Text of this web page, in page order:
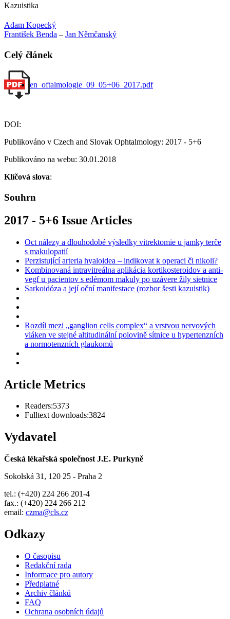
Kazuistika
Adam Kopecký
František Benda – Jan Němčanský
Celý článek
en_oftalmologie_09_05+06_2017.pdf
DOI:
Publikováno v Czech and Slovak Ophtalmology: 2017 - 5+6
Publikováno na webu: 30.01.2018
Klíčová slova:
Souhrn
2017 - 5+6 Issue Articles
Oct nálezy a dlouhodobé výsledky vitrektomie u jamky terče
s makulopatií
Perzistující arteria hyaloidea – indikovat k operaci či nikoli?
Kombinovaná intravitreálna aplikácia kortikosteroidov a anti-
vegf u pacientov s edémom makuly po uzávere žily sietnice
Sarkoidóza a její oční manifestace (rozbor šesti kazuistik)
Rozdíl mezi „ganglion cells complex“ a vrstvou nervových
vláken ve stejné altitudinální polovině sítnice u hypertenzních
a normotenzních glaukomů
Article Metrics
Readers:5373
Fulltext downloads:3824
Vydavatel
Česká lékařská společnost J.E. Purkyně
Sokolská 31, 120 25 - Praha 2
tel.: (+420) 224 266 201-4
fax.: (+420) 224 266 212
email: czma@cls.cz
Odkazy
O časopisu
Redakční rada
Informace pro autory
Předplatné
Archiv článků
FAQ
Ochrana osobních údajů